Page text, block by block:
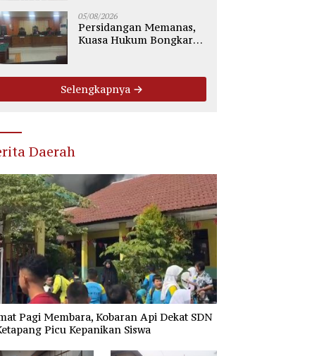
05/08/2026
Persidangan Memanas,
Kuasa Hukum Bongkar
PT WMGK
Selengkapnya
Daerah
Pagi Membara, Kobaran Api Dekat SDN
Picu Kepanikan Siswa